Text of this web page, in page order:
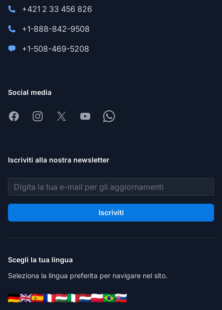
+421 2 33 456 826
+1-888-842-9508
+1-508-469-5208
Social media
FacebookInstagram
X YoutubeWhatsapp
Iscriviti alla nostra newsletter
Indirizzo email
Iscriviti
Scegli la tua lingua
Seleziona la lingua preferita per navigare nel sito.